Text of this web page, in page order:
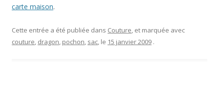
carte maison.
Cette entrée a été publiée dans Couture, et marquée avec
couture, dragon, pochon, sac, le 15 janvier 2009 .